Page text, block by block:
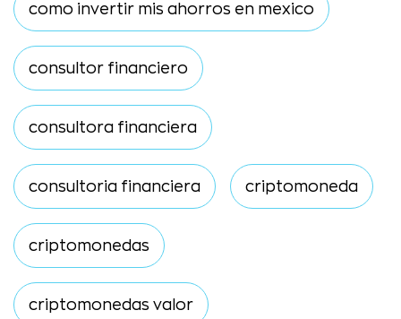
como invertir mis ahorros en mexico
consultor financiero
consultora financiera
consultoria financiera criptomoneda
criptomonedas
criptomonedas valor